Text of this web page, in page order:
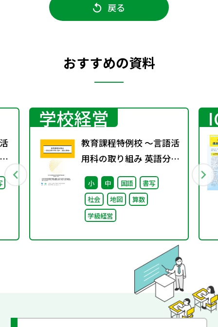
戻る
おすすめの資料
学校経営
教育課程特例校 ～言語活
用科の取り組み 英語分野
編～
小 中 国語
書写
社会
地図
算数
学級経営